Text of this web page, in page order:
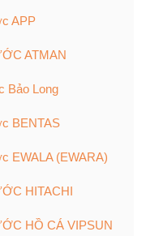
APP
ATMAN
Bảo Long
BENTAS
EWALA (EWARA)
HITACHI
HỒ CÁ VIPSUN